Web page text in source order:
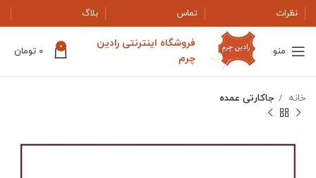
نظرات تماس بلاگ
منو
فروشگاه اینترنتی رادین
چرم
0
0 تومان
خانه جاکارتی عمده